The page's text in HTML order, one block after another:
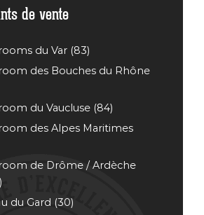
de vente
du Var (83)
des Bouches du Rhône
du Vaucluse (84)
des Alpes Maritimes
de Drôme / Ardèche
du Gard (30)